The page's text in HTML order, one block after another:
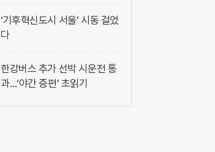
‘기후혁신도시 서울’ 시동 걸었
다
한강버스 추가 선박 시운전 통
과…‘야간 증편’ 초읽기